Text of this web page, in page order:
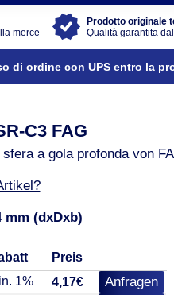
merce
Prodotto originale
Qualità garantita
di ordine con UPS entro la
C3 FAG
a gola profonda von
mm (dxDxb)
Preis
1% 4,17€ Anfragen